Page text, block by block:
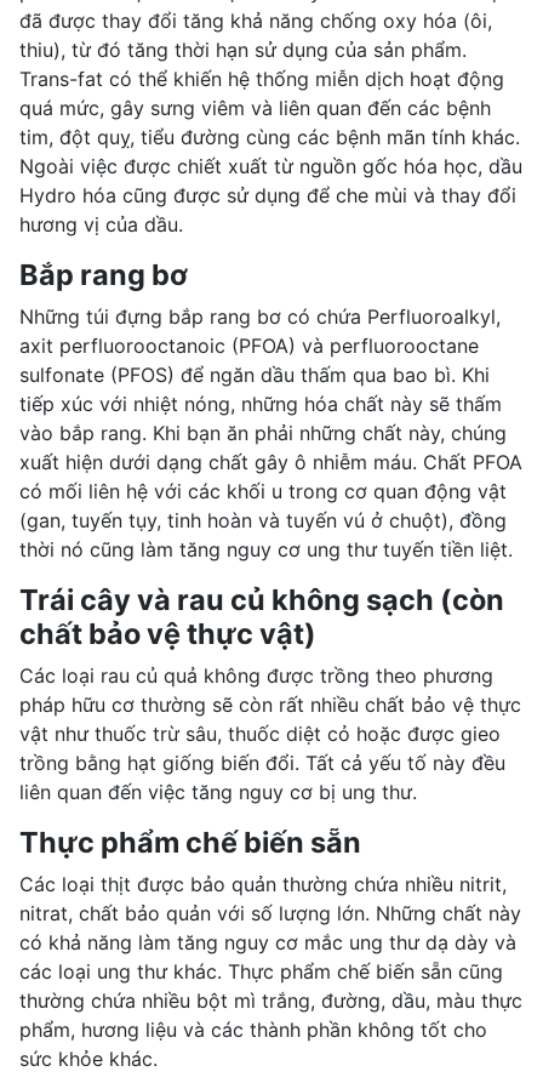
đã được thay đổi tăng khả năng chống oxy hóa (ôi,
thiu), từ đó tăng thời hạn sử dụng của sản phẩm.
Trans-fat có thể khiến hệ thống miễn dịch hoạt động
quá mức, gây sưng viêm và liên quan đến các bệnh
tim, đột quỵ, tiểu đường cùng các bệnh mãn tính khác.
Ngoài việc được chiết xuất từ nguồn gốc hóa học, dầu
Hydro hóa cũng được sử dụng để che mùi và thay đổi
hương vị của dầu.
Bắp rang bơ
Những túi đựng bắp rang bơ có chứa Perfluoroalkyl,
axit perfluorooctanoic (PFOA) và perfluorooctane
sulfonate (PFOS) để ngăn dầu thấm qua bao bì. Khi
tiếp xúc với nhiệt nóng, những hóa chất này sẽ thấm
vào bắp rang. Khi bạn ăn phải những chất này, chúng
xuất hiện dưới dạng chất gây ô nhiễm máu. Chất PFOA
có mối liên hệ với các khối u trong cơ quan động vật
(gan, tuyến tụy, tinh hoàn và tuyến vú ở chuột), đồng
thời nó cũng làm tăng nguy cơ ung thư tuyến tiền liệt.
Trái cây và rau củ không sạch (còn
chất bảo vệ thực vật)
Các loại rau củ quả không được trồng theo phương
pháp hữu cơ thường sẽ còn rất nhiều chất bảo vệ thực
vật như thuốc trừ sâu, thuốc diệt cỏ hoặc được gieo
trồng bằng hạt giống biến đổi. Tất cả yếu tố này đều
liên quan đến việc tăng nguy cơ bị ung thư.
Thực phẩm chế biến sẵn
Các loại thịt được bảo quản thường chứa nhiều nitrit,
nitrat, chất bảo quản với số lượng lớn. Những chất này
có khả năng làm tăng nguy cơ mắc ung thư dạ dày và
các loại ung thư khác. Thực phẩm chế biến sẵn cũng
thường chứa nhiều bột mì trắng, đường, dầu, màu thực
phẩm, hương liệu và các thành phần không tốt cho
sức khỏe khác.